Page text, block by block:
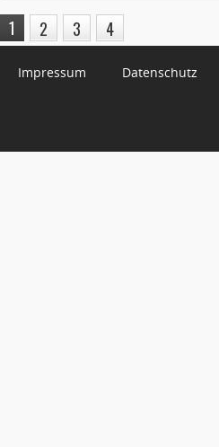
1 2 3 4
Impressum Datenschutz